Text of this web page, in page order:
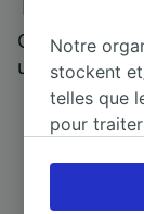
Qui mieux
utilisent ?
Notre
stockent
telles que
pour
droit